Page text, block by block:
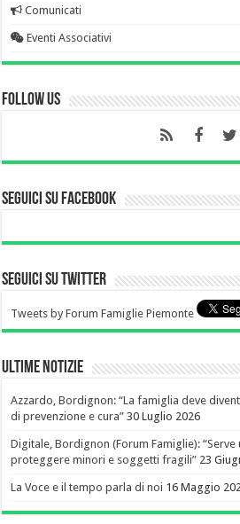
Comunicati
Eventi Associativi
Follow Us
Seguici su Facebook
Seguici su Twitter
Tweets by Forum Famiglie Piemonte
Ultime notizie
Azzardo, Bordignon: “La famiglia deve
di prevenzione e cura” 30 Luglio 2026
Digitale, Bordignon (Forum Famiglie):
proteggere minori e soggetti fragili” 23
La Voce e il tempo parla di noi 16 Maggio